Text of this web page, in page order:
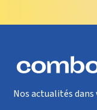
Nos actualités